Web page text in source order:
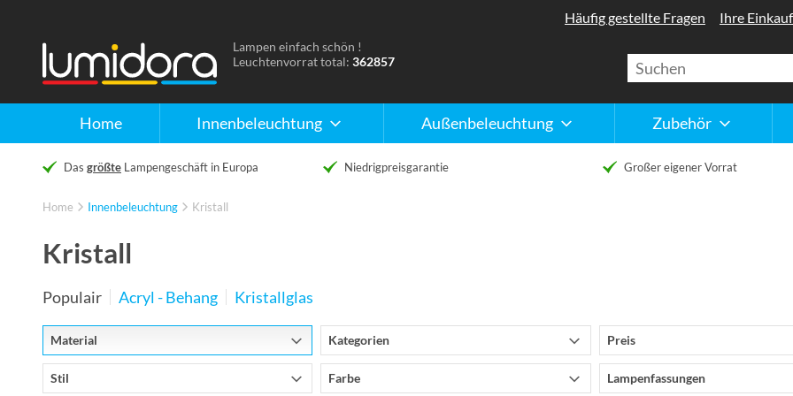
Home Innenbeleuchtung Außenbeleuchtung Zubehör
Häufig gestellte Fragen Ihre
Naar
de
Lampen einfach schön !
Leuchtenvorrat total: 362857
Das größte Lampengeschäft in Europa Niedrigpreisgarantie Großer eigener Vorrat
Home Innenbeleuchtung Kristall
Kristall
Populair Acryl - Behang Kristallglas
Material Kategorien Preis
Stil Farbe Lampenfassungen